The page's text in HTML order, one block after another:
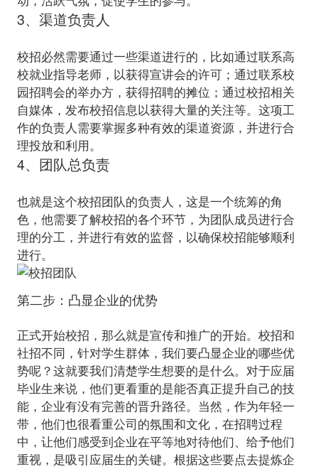
3、渠道负责人
校招必然需要通过一些渠道进行的，比如通过联系高
校就业指导老师，以获得宣讲会的许可；通过联系校
园招聘会的举办方，获得招聘的摊位；通过校招相关
自媒体，发布校招信息以获得大量的关注等。这项工
作的负责人需要掌握多种有效的渠道资源，并进行合
4、团队总负责
也就是这个校招团队的负责人，这是一个统筹的角
色，他需要了解校招的各个环节，为团队成员进行合
理的分工，并进行有效的监督，以确保校招能够顺利
第二步：凸显企业的优势
正式开始校招，那么就是宣传和推广的开始。校招和
社招不同，针对学生群体，我们要凸显企业的哪些优
势呢？这就要我们清楚学生想要的是什么。对于应届
毕业生来说，他们更看重的是能否真正提升自己的技
能，企业有没有完善的晋升路径。当然，作为年轻一
带，他们也很看重公司的氛围和文化，在招聘过程
中，让他们感受到企业在平等地对待他们、给予他们
重视，是吸引应届生的关键。根据这些要点去提炼企